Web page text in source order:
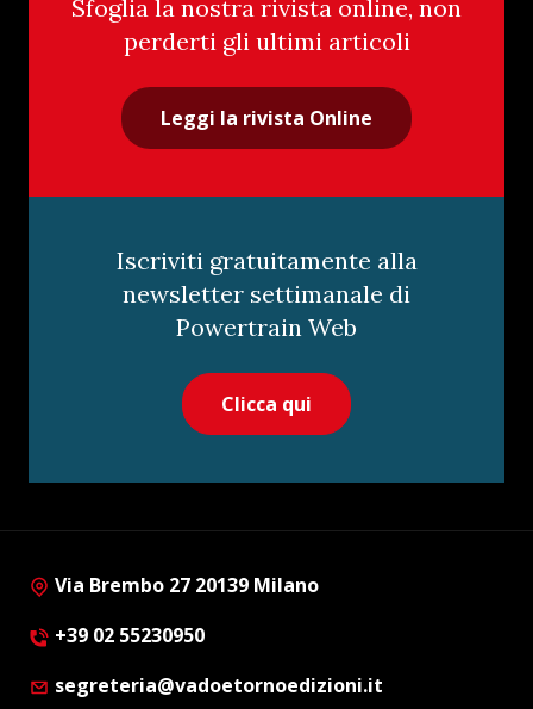
Sfoglia la nostra rivista online, non
perderti gli ultimi articoli
Leggi la rivista Online
Iscriviti gratuitamente alla
newsletter settimanale di
Powertrain Web
Clicca qui
Via Brembo 27 20139 Milano
+39 02 55230950
segreteria@vadoetornoedizioni.it